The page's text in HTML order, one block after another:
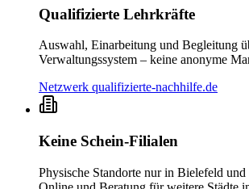
Qualifizierte Lehrkräfte
Auswahl, Einarbeitung und Begleitung
Verwaltungssystem – keine anonyme
Netzwerk qualifizierte-nachhilfe.de
Keine Schein-Filialen
Physische Standorte nur in Bielefeld